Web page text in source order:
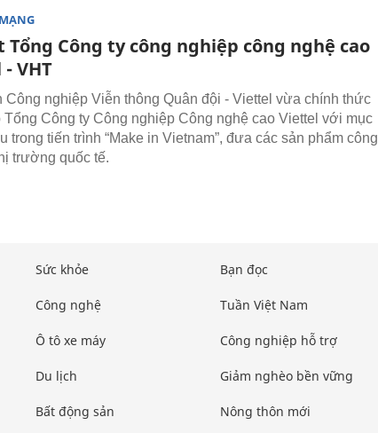
Tổng Công ty công nghiệp công nghệ cao
VHT
Công nghiệp Viễn thông Quân đội - Viettel vừa chính thức
Tổng Công ty Công nghiệp Công nghệ cao Viettel với mục
trong tiến trình “Make in Vietnam”, đưa các sản phẩm công
trường quốc tế.
Sức khỏe
Công nghệ
Ô tô xe máy
Du lịch
Bất động sản
Bạn đọc
Tuần Việt Nam
Công nghiệp hỗ trợ
Giảm nghèo bền vững
Nông thôn mới